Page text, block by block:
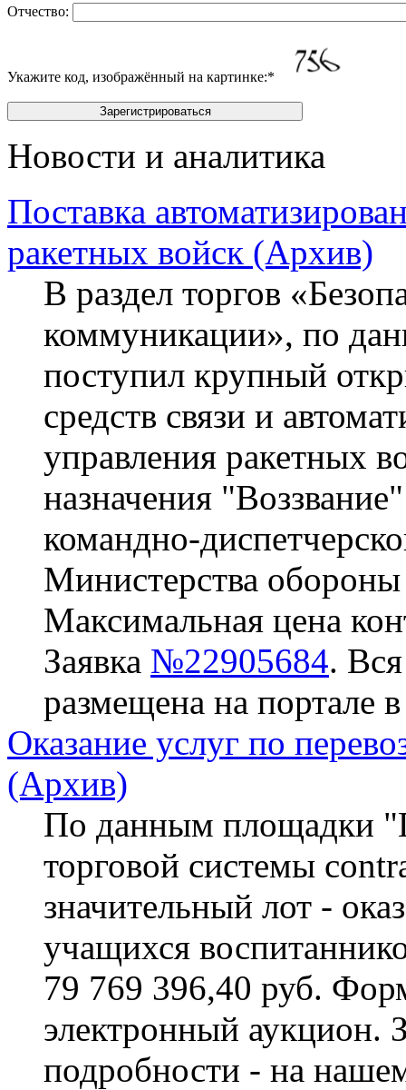
Отчество:
Укажите код, изображённый на картинке:*
Новости и аналитика
Поставка
ракетных войск (Архив)
В раздел торгов
коммуникации», по
поступил крупный
средств связи и
управления ракетных
назначения
командно-
Министерства
Максимальная цена
Заявка №22905684.
размещена на портале
Оказание услуг по
(Архив)
По данным площадки
торговой системы
значительный лот -
учащихся
79 769 396,40 руб.
электронный аукцион.
подробности - на